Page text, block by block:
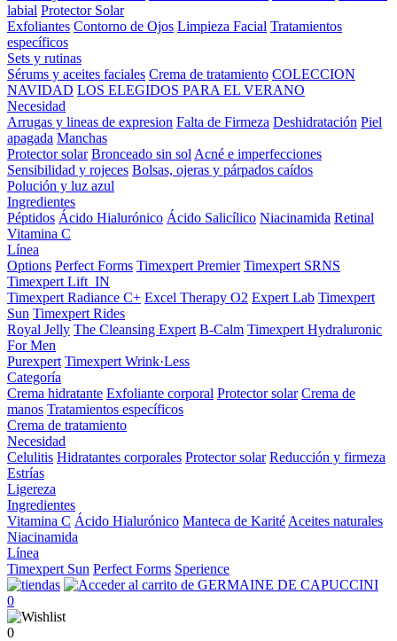
labial Protector Solar
Exfoliantes Contorno de Ojos Limpieza Facial Tratamientos
específicos
Sets y rutinas
Sérums y aceites faciales Crema de tratamiento COLECCION
NAVIDAD LOS ELEGIDOS PARA EL VERANO
Necesidad
Arrugas y lineas de expresion Falta de Firmeza Deshidratación Piel
apagada Manchas
Protector solar Bronceado sin sol Acné e imperfecciones
Sensibilidad y rojeces Bolsas, ojeras y párpados caídos
Polución y luz azul
Ingredientes
Péptidos Ácido Hialurónico Ácido Salicílico Niacinamida Retinal
Vitamina C
Línea
Options Perfect Forms Timexpert Premier Timexpert SRNS
Timexpert Lift_IN
Timexpert Radiance C+ Excel Therapy O2 Expert Lab Timexpert
Sun Timexpert Rides
Royal Jelly The Cleansing Expert B-Calm Timexpert Hydraluronic
For Men
Purexpert Timexpert Wrink·Less
Categoría
Crema hidratante Exfoliante corporal Protector solar Crema de
manos Tratamientos específicos
Crema de tratamiento
Necesidad
Celulitis Hidratantes corporales Protector solar Reducción y firmeza
Estrías
Ligereza
Ingredientes
Vitamina C Ácido Hialurónico Manteca de Karité Aceites naturales
Niacinamida
Línea
Timexpert Sun Perfect Forms Sperience
0
0